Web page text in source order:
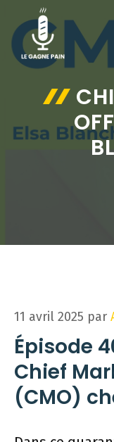
contenu
11 avril 2025 par
Épisode
Chief
(CMO)